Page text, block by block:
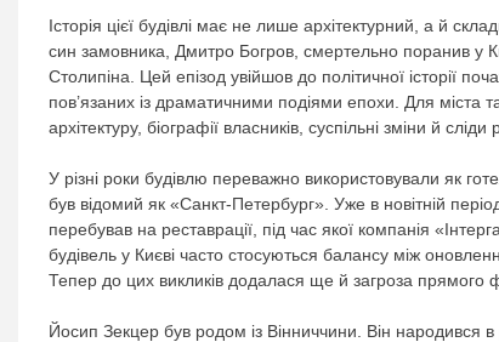
Історія цієї будівлі має не лише архітектурний, а й
син замовника, Дмитро Богров, смертельно поранив у
Столипіна. Цей епізод увійшов до політичної історії
пов’язаних із драматичними подіями епохи. Для міста
архітектуру, біографії власників, суспільні зміни й сліди
У різні роки будівлю переважно використовували як
був відомий як «Санкт-Петербург». Уже в новітній
перебував на реставрації, під час якої компанія
будівель у Києві часто стосуються балансу між
Тепер до цих викликів додалася ще й загроза прямого
Йосип Зекцер був родом із Вінниччини. Він народився в